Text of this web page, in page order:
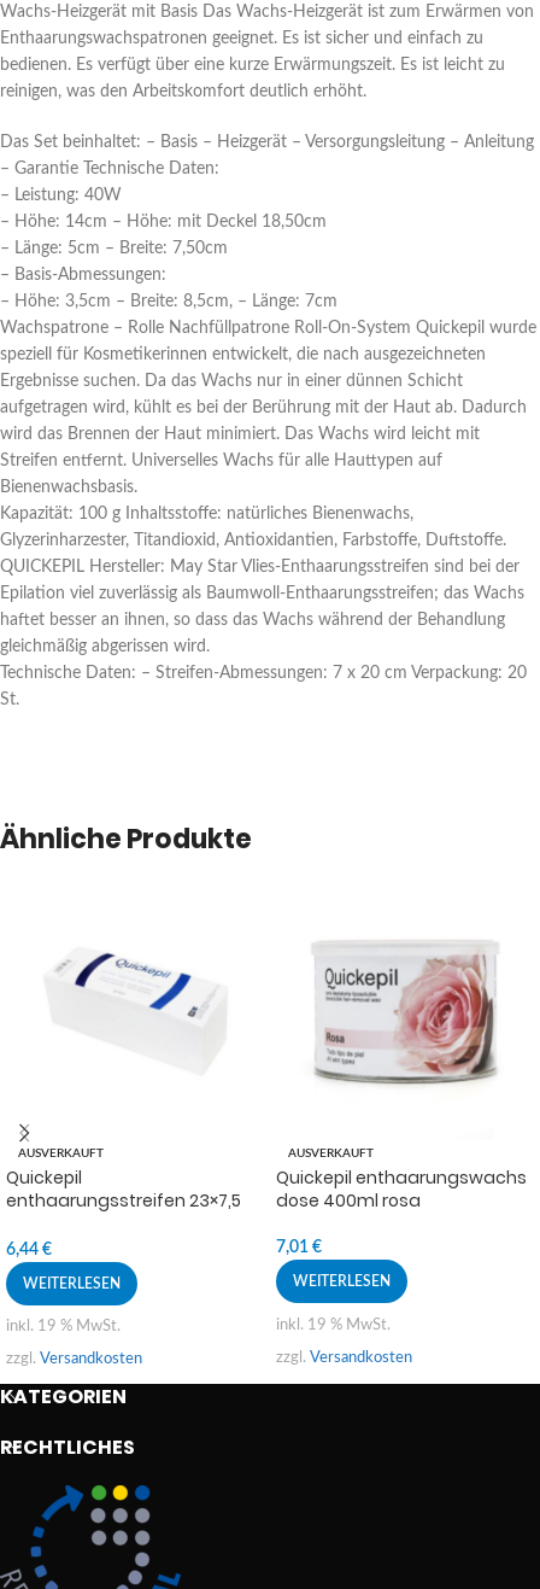
Wachs-Heizgerät mit Basis Das Wachs-Heizgerät ist zum Erwärmen von
Enthaarungswachspatronen geeignet. Es ist sicher und einfach zu
bedienen. Es verfügt über eine kurze Erwärmungszeit. Es ist leicht zu
reinigen, was den Arbeitskomfort deutlich erhöht.
Das Set beinhaltet: – Basis – Heizgerät – Versorgungsleitung – Anleitung
– Garantie Technische Daten:
– Leistung: 40W
– Höhe: 14cm – Höhe: mit Deckel 18,50cm
– Länge: 5cm – Breite: 7,50cm
– Basis-Abmessungen:
– Höhe: 3,5cm – Breite: 8,5cm, – Länge: 7cm
Wachspatrone – Rolle Nachfüllpatrone Roll-On-System Quickepil wurde
speziell für Kosmetikerinnen entwickelt, die nach ausgezeichneten
Ergebnisse suchen. Da das Wachs nur in einer dünnen Schicht
aufgetragen wird, kühlt es bei der Berührung mit der Haut ab. Dadurch
wird das Brennen der Haut minimiert. Das Wachs wird leicht mit
Streifen entfernt. Universelles Wachs für alle Hauttypen auf
Bienenwachsbasis.
Kapazität: 100 g Inhaltsstoffe: natürliches Bienenwachs,
Glyzerinharzester, Titandioxid, Antioxidantien, Farbstoffe, Duftstoffe.
QUICKEPIL Hersteller: May Star Vlies-Enthaarungsstreifen sind bei der
Epilation viel zuverlässig als Baumwoll-Enthaarungsstreifen; das Wachs
haftet besser an ihnen, so dass das Wachs während der Behandlung
gleichmäßig abgerissen wird.
Technische Daten: – Streifen-Abmessungen: 7 x 20 cm Verpackung: 20
St.
Ähnliche Produkte
AUSVERKAUFT
Quickepil
enthaarungsstreifen 23×7,5
6,44 €
WEITERLESEN
inkl. 19 % MwSt.
zzgl. Versandkosten
AUSVERKAUFT
Quickepil enthaarungswachs
dose 400ml rosa
7,01 €
WEITERLESEN
inkl. 19 % MwSt.
zzgl. Versandkosten
KATEGORIEN
RECHTLICHES